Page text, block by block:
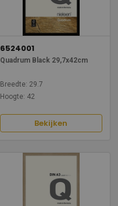
6524001
Quadrum Black 29,7x42cm
Breedte: 29.7
Hoogte: 42
Bekijken